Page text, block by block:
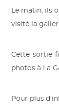
Le matin, ils
visité la
Cette sortie
photos à La
Pour plus